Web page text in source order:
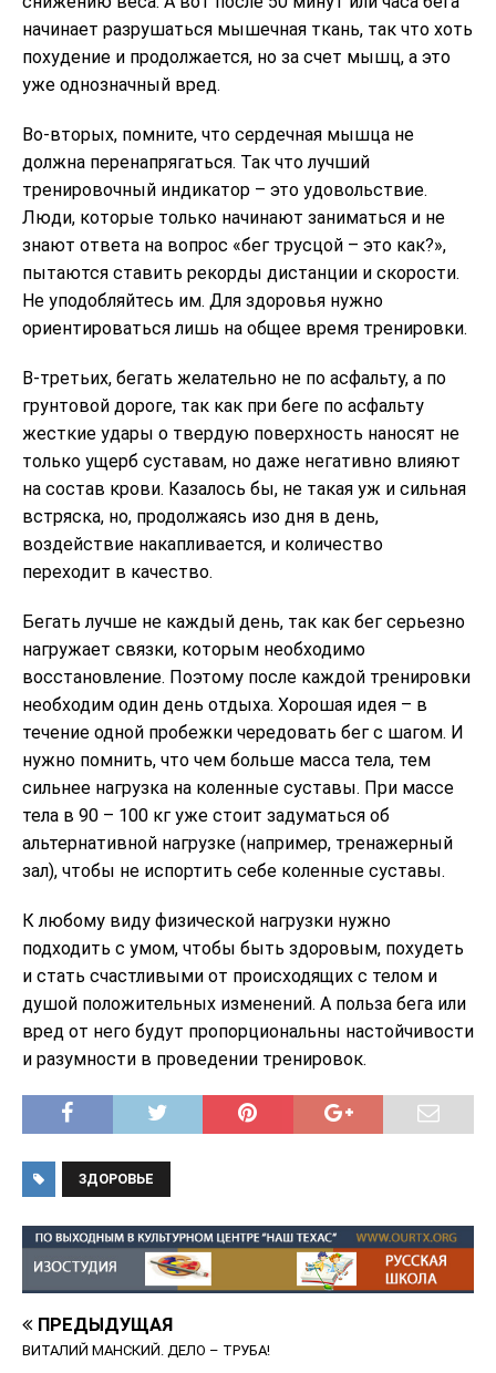
начинает разрушаться мышечная ткань, так что хоть
похудение и продолжается, но за счет мышц, а это
уже однозначный вред.
Во-вторых, помните, что сердечная мышца не
должна перенапрягаться. Так что лучший
тренировочный индикатор – это удовольствие.
Люди, которые только начинают заниматься и не
знают ответа на вопрос «бег трусцой – это как?»,
пытаются ставить рекорды дистанции и скорости.
Не уподобляйтесь им. Для здоровья нужно
ориентироваться лишь на общее время тренировки.
В-третьих, бегать желательно не по асфальту, а по
грунтовой дороге, так как при беге по асфальту
жесткие удары о твердую поверхность наносят не
только ущерб суставам, но даже негативно влияют
на состав крови. Казалось бы, не такая уж и сильная
встряска, но, продолжаясь изо дня в день,
воздействие накапливается, и количество
переходит в качество.
Бегать лучше не каждый день, так как бег серьезно
нагружает связки, которым необходимо
восстановление. Поэтому после каждой тренировки
необходим один день отдыха. Хорошая идея – в
течение одной пробежки чередовать бег с шагом. И
нужно помнить, что чем больше масса тела, тем
сильнее нагрузка на коленные суставы. При массе
тела в 90 – 100 кг уже стоит задуматься об
альтернативной нагрузке (например, тренажерный
зал), чтобы не испортить себе коленные суставы.
К любому виду физической нагрузки нужно
подходить с умом, чтобы быть здоровым, похудеть
и стать счастливыми от происходящих с телом и
душой положительных изменений. А польза бега или
вред от него будут пропорциональны настойчивости
и разумности в проведении тренировок.
ЗДОРОВЬЕ
ПРЕДЫДУЩАЯ
ВИТАЛИЙ МАНСКИЙ. ДЕЛО – ТРУБА!